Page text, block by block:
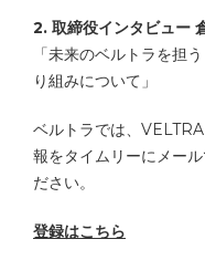
2. 取締役インタビュー
「未来のベルトラを担
り組みについて」
ベルトラでは、
報をタイムリーにメー
ださい。
登録はこちら